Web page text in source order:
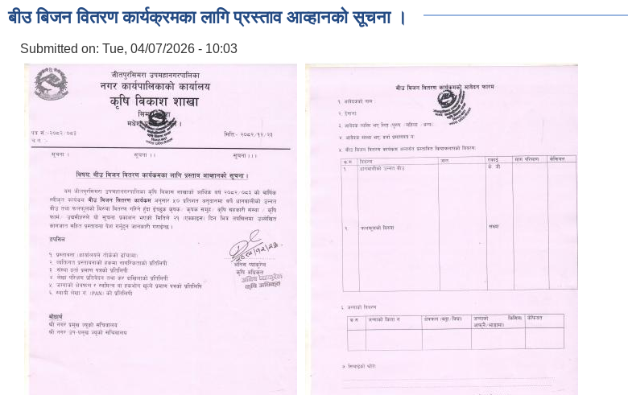
बीउ बिजन वितरण कार्यक्रमका लागि प्रस्ताव आव्हानको सूचना ।
Submitted on: Tue, 04/07/2026 - 10:03